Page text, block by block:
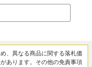
、異なる商品に関する落札価
あります。その他の免責事項